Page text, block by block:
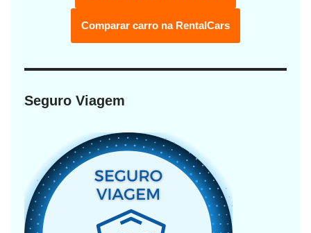
Comparar carro na RentalCars
Seguro Viagem